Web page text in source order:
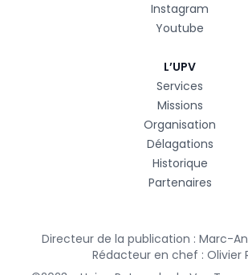
Instagram
Youtube
L’UPV
Services
Missions
Organisation
Délagations
Historique
Partenaires
Directeur de la publication : Marc-
Rédacteur en chef : Olivier